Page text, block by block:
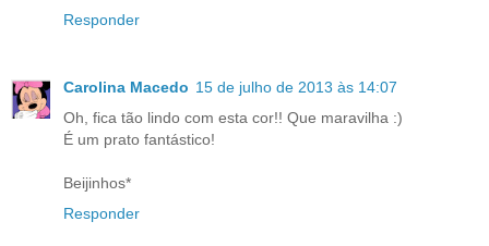
Responder
Carolina Macedo 15 de julho de 2013 às 14:07
Oh, fica tão lindo com esta cor!! Que maravilha :)
É um prato fantástico!
Beijinhos*
Responder